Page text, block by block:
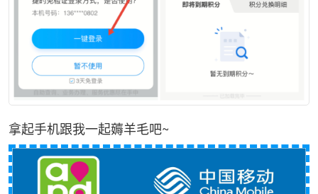
拿起手机跟我一起薅羊毛吧~